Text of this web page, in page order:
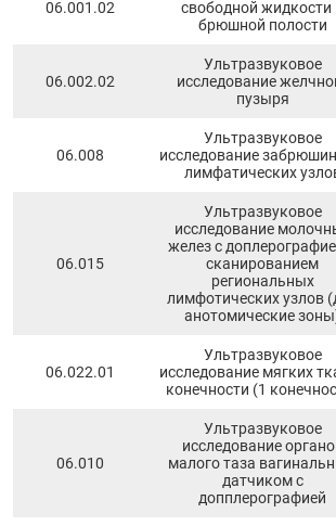
06.001.02
свободной жидкости
брюшной полости
06.002.02
Ультразвуковое
исследование
пузыря
06.008
Ультразвуковое
исследование
лимфатических
06.015
Ультразвуковое
исследование
желез с
сканированием
региональных
лимфотических узлов
анотомические
06.022.01
Ультразвуковое
исследование мягких
конечности (1
06.010
Ультразвуковое
исследование
малого таза
датчиком с
допплерографией